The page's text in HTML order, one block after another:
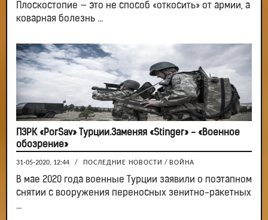
Плоскостопие — это не способ «откосить» от армии, а
коварная болезнь ...
ПЗРК «PorSav» Турции.Заменяя «Stinger» - «Военное
обозрение»
31-05-2020, 12:44 / ПОСЛЕДНИЕ НОВОСТИ / ВОЙНА
В мае 2020 года военные Турции заявили о поэтапном
снятии с вооружения переносных зенитно-ракетных
...